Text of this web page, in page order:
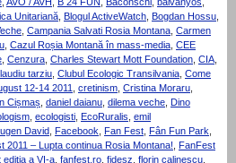
, AVO / AVH , B 24 FUN, Baconschi, balvanyos,
Unitariană, Blogul ActiveWatch, Bogdan Hossu,
, Campania Salvati Rosia Montana, Carmen
, Cazul Roșia Montană în mass-media, CEE
, Cenzura, Charles Stewart Mott Foundation, CIA,
tarziu, Clubul Ecologic Transilvania, Come
12-14 2011, cretinism, Cristina Moraru,
Cișmaș, daniel daianu, dilema veche, Dino
, ecologisti, EcoRuralis, emil
David, Facebook, Fan Fest, Fân Fun Park,
2011 – Lupta continua Rosia Montana!, FanFest
ediţia a VI-a, fanfest.ro, fidesz, florin calinescu,